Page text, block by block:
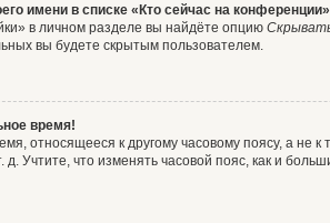
имени в списке «Кто сейчас на
в личном разделе вы найдёте опцию
вы будете скрытым пользователем.
время!
относящееся к другому часовому поясу, а не
д. Учтите, что изменять часовой пояс, как и